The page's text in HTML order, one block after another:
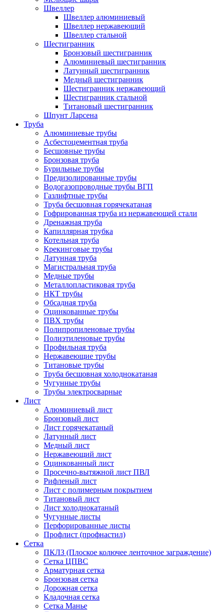
Швеллер
Швеллер алюминиевый
Швеллер нержавеющий
Швеллер стальной
Шестигранник
Бронзовый шестигранник
Алюминиевый шестигранник
Латунный шестигранник
Медный шестигранник
Шестигранник нержавеющий
Шестигранник стальной
Титановый шестигранник
Шпунт Ларсена
Труба
Алюминиевые трубы
Асбестоцементная труба
Бесшовные трубы
Бронзовая труба
Бурильные трубы
Предизолированные трубы
Водогазопроводные трубы ВГП
Газлифтные трубы
Труба бесшовная горячекатаная
Гофрированная труба из нержавеющей стали
Дренажная труба
Капиллярная трубка
Котельная труба
Крекинговые трубы
Латунная труба
Магистральная труба
Медные трубы
Металлопластиковая труба
НКТ трубы
Обсадная труба
Оцинкованные трубы
ПВХ трубы
Полипропиленовые трубы
Полиэтиленовые трубы
Профильная труба
Нержавеющие трубы
Титановые трубы
Труба бесшовная холоднокатаная
Чугунные трубы
Трубы электросварные
Лист
Алюминиевый лист
Бронзовый лист
Лист горячекатаный
Латунный лист
Медный лист
Нержавеющий лист
Оцинкованный лист
Просечно-вытяжной лист ПВЛ
Рифленый лист
Лист с полимерным покрытием
Титановый лист
Лист холоднокатаный
Чугунные листы
Перфорированные листы
Профлист (профнастил)
Сетка
ПКЛЗ (Плоское колючее ленточное заграждение)
Сетка ЦПВС
Арматурная сетка
Бронзовая сетка
Дорожная сетка
Кладочная сетка
Сетка Манье